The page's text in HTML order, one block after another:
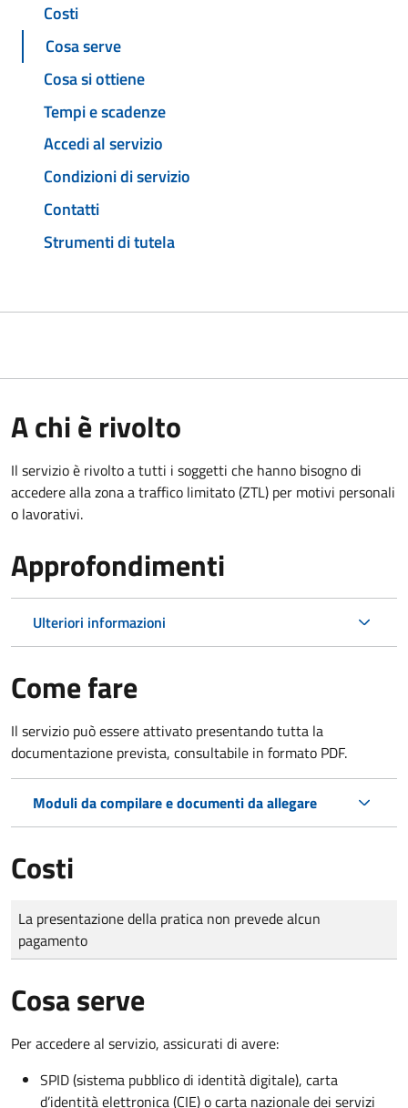
Costi
Cosa serve
Cosa si ottiene
Tempi e scadenze
Accedi al servizio
Condizioni di servizio
Contatti
Strumenti di tutela
A chi è rivolto
Il servizio è rivolto a tutti i soggetti che hanno bisogno di
accedere alla zona a traffico limitato (ZTL) per motivi personali
o lavorativi.
Approfondimenti
Ulteriori informazioni
Come fare
Il servizio può essere attivato presentando tutta la
documentazione prevista, consultabile in formato PDF.
Moduli da compilare e documenti da allegare
Costi
Tipo di pagamento
Importo
La presentazione della pratica non prevede alcun
pagamento
Cosa serve
Per accedere al servizio, assicurati di avere:
SPID (sistema pubblico di identità digitale), carta
d’identità elettronica (CIE) o carta nazionale dei servizi